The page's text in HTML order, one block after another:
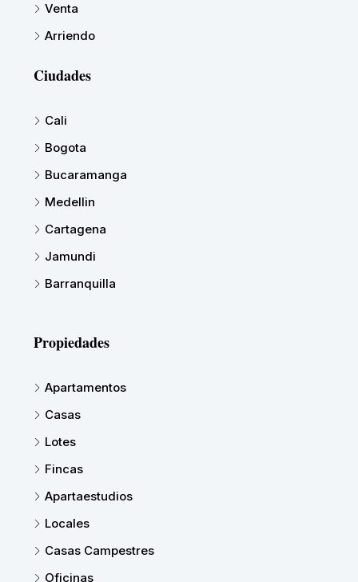
Venta
Arriendo
Ciudades
Cali
Bogota
Bucaramanga
Medellin
Cartagena
Jamundi
Barranquilla
Propiedades
Apartamentos
Casas
Lotes
Fincas
Apartaestudios
Locales
Casas Campestres
Oficinas